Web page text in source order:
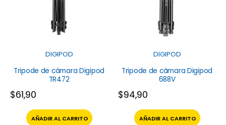
DIGIPOD
Tripode de cámara Digipod
TR472
$61,90
AÑADIR AL CARRITO
DIGIPOD
Tripode de cámara Digipod
688V
$94,90
AÑADIR AL CARRITO